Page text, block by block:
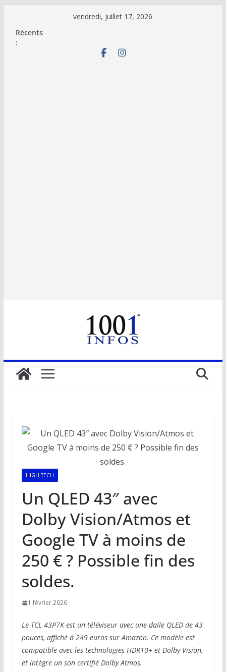
contenu
vendredi, juillet 17, 2026
Récents
:
HIGH-TECH
Un QLED 43″ avec
Dolby Vision/Atmos et
Google TV à moins de
250 € ? Possible fin des
soldes.
1 février 2026
Le TCL 43P7K est un téléviseur avec une dalle QLED de 43
pouces, affiché à 249 euros sur Amazon. Ce modèle est
compatible avec les technologies HDR10+ et Dolby Vision,
et intègre un son certifié Dolby Atmos.